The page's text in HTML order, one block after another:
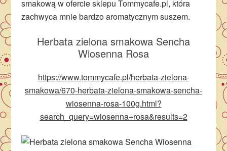
smakową w ofercie sklepu Tommycafe.pl, która
zachwyca mnie bardzo aromatycznym suszem.
Herbata zielona smakowa Sencha
Wiosenna Rosa
https://www.tommycafe.pl/herbata-zielona-
smakowa/670-herbata-zielona-smakowa-sencha-
wiosenna-rosa-100g.html?
search_query=wiosenna+rosa&results=2